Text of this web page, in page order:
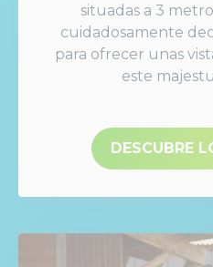
situadas a 3
cuidadosamente
para ofrecer unas
este
DESCUBRE